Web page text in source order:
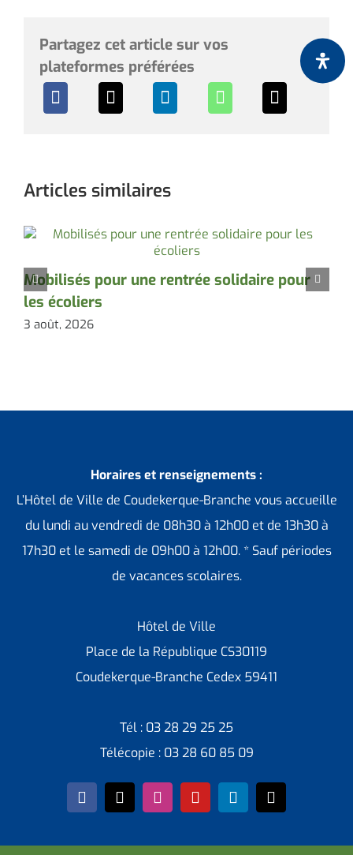
Partagez cet article sur vos
plateformes préférées
Articles similaires
Mobilisés pour une rentrée solidaire pour
les écoliers
3 août, 2026
Horaires et renseignements :
L’Hôtel de Ville de Coudekerque-Branche vous accueille
du lundi au vendredi de 08h30 à 12h00 et de 13h30 à
17h30 et le samedi de 09h00 à 12h00. * Sauf périodes
de vacances scolaires.
Hôtel de Ville
Place de la République CS30119
Coudekerque-Branche Cedex 59411
Tél : 03 28 29 25 25
Télécopie : 03 28 60 85 09